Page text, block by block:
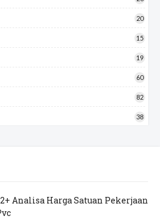
20
15
19
60
82
38
Analisa Harga Satuan Pekerjaan